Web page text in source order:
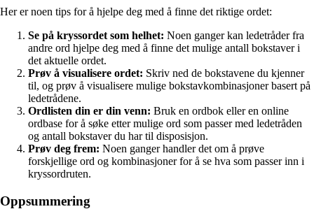
Her er noen tips for å hjelpe deg med å finne det riktige ordet:
Se på kryssordet som helhet: Noen ganger kan ledetråder fra
andre ord hjelpe deg med å finne det mulige antall bokstaver i
det aktuelle ordet.
Prøv å visualisere ordet: Skriv ned de bokstavene du kjenner
til, og prøv å visualisere mulige bokstavkombinasjoner basert på
ledetrådene.
Ordlisten din er din venn: Bruk en ordbok eller en online
ordbase for å søke etter mulige ord som passer med ledetråden
og antall bokstaver du har til disposisjon.
Prøv deg frem: Noen ganger handler det om å prøve
forskjellige ord og kombinasjoner for å se hva som passer inn i
kryssordruten.
Oppsummering